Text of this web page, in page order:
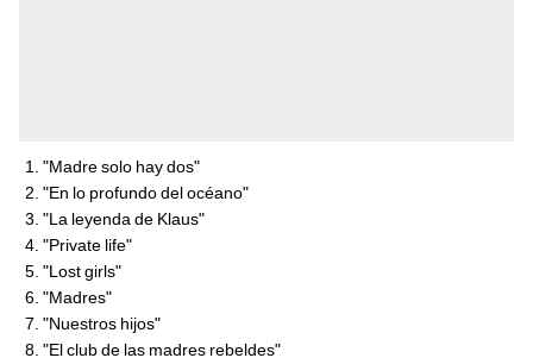
"Madre solo hay dos"
"En lo profundo del océano"
"La leyenda de Klaus"
"Private life"
"Lost girls"
"Madres"
"Nuestros hijos"
"El club de las madres rebeldes"